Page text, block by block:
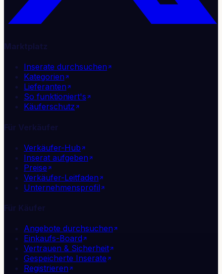
Marktplatz
Inserate durchsuchen
Kategorien
Lieferanten
So funktioniert's
Käuferschutz
Für Verkäufer
Verkäufer-Hub
Inserat aufgeben
Preise
Verkäufer-Leitfaden
Unternehmensprofil
Für Käufer
Angebote durchsuchen
Einkaufs-Board
Vertrauen & Sicherheit
Gespeicherte Inserate
Registrieren